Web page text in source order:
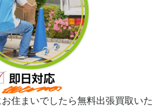
住まいでしたら無料出張買取いた